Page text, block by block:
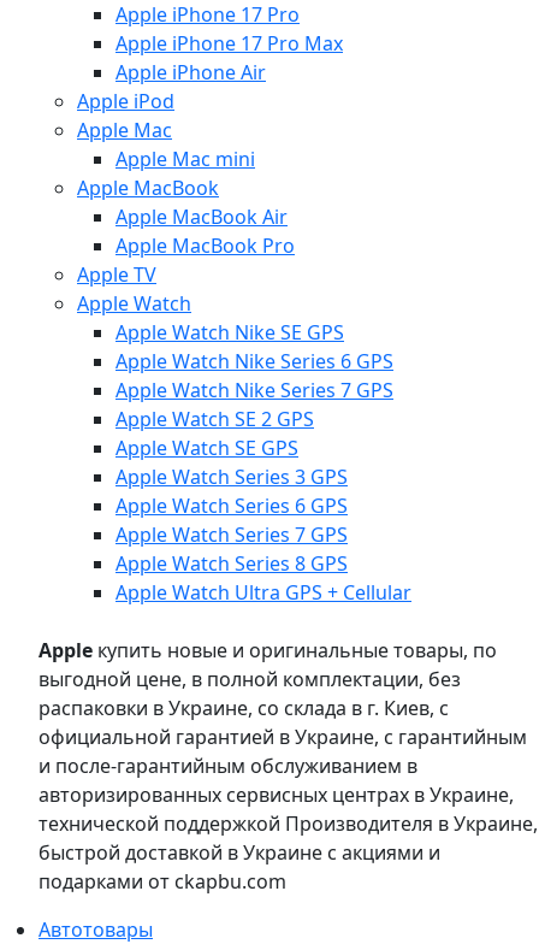
Apple iPhone 17 Pro
Apple iPhone 17 Pro Max
Apple iPhone Air
Apple iPod
Apple Mac
Apple Mac mini
Apple MacBook
Apple MacBook Air
Apple MacBook Pro
Apple TV
Apple Watch
Apple Watch Nike SE GPS
Apple Watch Nike Series 6 GPS
Apple Watch Nike Series 7 GPS
Apple Watch SE 2 GPS
Apple Watch SE GPS
Apple Watch Series 3 GPS
Apple Watch Series 6 GPS
Apple Watch Series 7 GPS
Apple Watch Series 8 GPS
Apple Watch Ultra GPS + Cellular
Apple купить новые и оригинальные товары, по
выгодной цене, в полной комплектации, без
распаковки в Украине, со склада в г. Киев, с
официальной гарантией в Украине, с гарантийным
и после-гарантийным обслуживанием в
авторизированных сервисных центрах в Украине,
технической поддержкой Производителя в Украине,
быстрой доставкой в Украине с акциями и
подарками от ckapbu.com
Автотовары